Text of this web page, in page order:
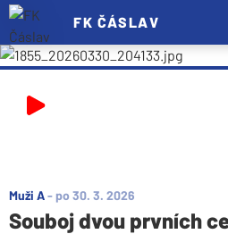
FK ČÁSLAV
Muži A-po 30. 3. 2026
Souboj dvou prvních